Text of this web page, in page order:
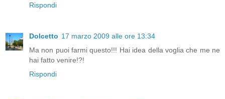
Rispondi
Dolcetto 17 marzo 2009 alle ore 13:34
Ma non puoi farmi questo!!! Hai idea della voglia che me ne
hai fatto venire!?!
Rispondi